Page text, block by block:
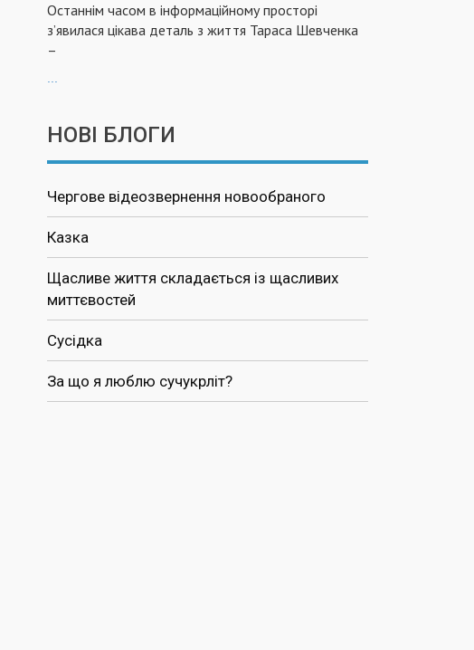
Останнім часом в інформаційному просторі
з’явилася цікава деталь з життя Тараса Шевченка
–
...
НОВІ БЛОГИ
Чергове відеозвернення новообраного
Казка
Щасливе життя складається із щасливих
миттєвостей
Сусідка
За що я люблю сучукрліт?